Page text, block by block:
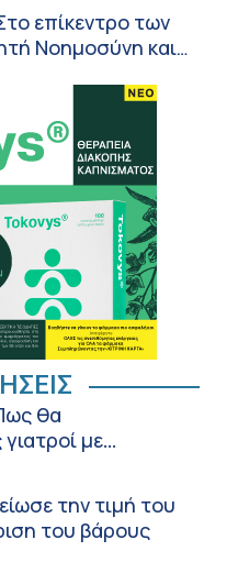
επίκεντρο των
/ Αθηναϊκή
Υπουργός Υγείας
7
τα εγκαίνια του
με ανεμιστήρα
Ιατρικής:
να έχουμε
την εξέλιξη του
ΝΤΥΝΑΝ»
θα
με
συστήματος
την τιμή του
του βάρους